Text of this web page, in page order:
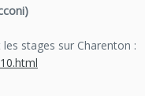
stages sur Charenton :